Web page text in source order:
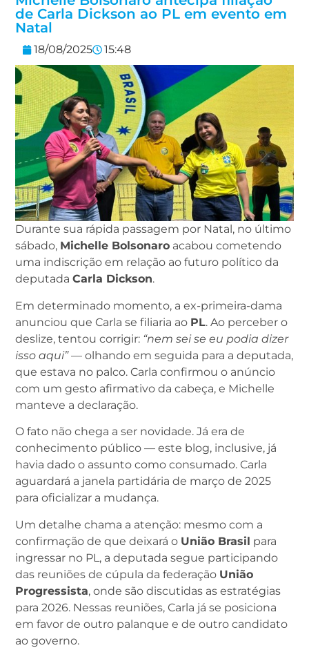
de Carla Dickson ao PL em evento em
Natal
18/08/2025 15:48
Durante sua rápida passagem por Natal, no último
sábado, Michelle Bolsonaro acabou cometendo
uma indiscrição em relação ao futuro político da
deputada Carla Dickson.
Em determinado momento, a ex-primeira-dama
anunciou que Carla se filiaria ao PL. Ao perceber o
deslize, tentou corrigir: “nem sei se eu podia dizer
isso aqui”— olhando em seguida para a deputada,
que estava no palco. Carla confirmou o anúncio
com um gesto afirmativo da cabeça, e Michelle
manteve a declaração.
O fato não chega a ser novidade. Já era de
conhecimento público — este blog, inclusive, já
havia dado o assunto como consumado. Carla
aguardará a janela partidária de março de 2025
para oficializar a mudança.
Um detalhe chama a atenção: mesmo com a
confirmação de que deixará o União Brasil para
ingressar no PL, a deputada segue participando
das reuniões de cúpula da federação União
Progressista, onde são discutidas as estratégias
para 2026. Nessas reuniões, Carla já se posiciona
em favor de outro palanque e de outro candidato
ao governo.